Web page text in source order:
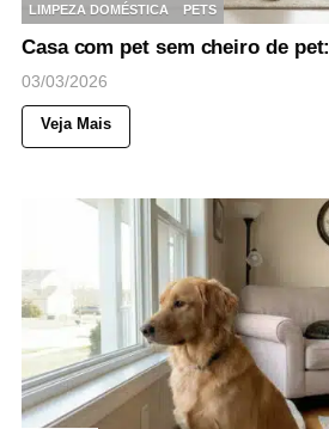
LIMPEZA DOMÉSTICA
PETS
Casa com pet sem cheiro de
03/03/2026
Veja Mais